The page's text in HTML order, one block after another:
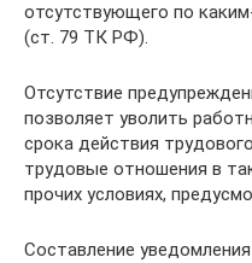
отсутствующего по
(ст. 79 ТК РФ).
Отсутствие
позволяет уволить
срока действия
трудовые отношения в
прочих условиях,
Составление